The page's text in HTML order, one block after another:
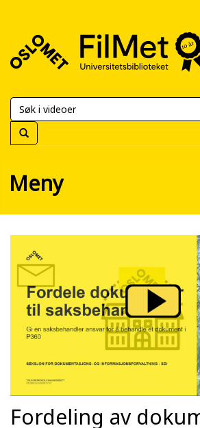
FilMet
Meny
Fordeling av